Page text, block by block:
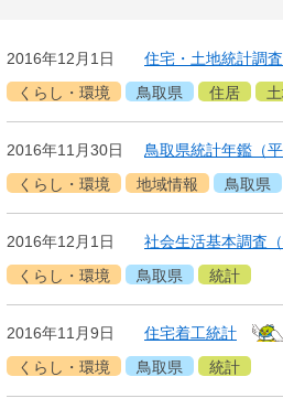
2016年12月1日 住宅・土地統計調
くらし・環境
鳥取県 住居
2016年11月30日 鳥取県統計年鑑（
くらし・環境
地域情報 鳥取県
2016年12月1日 社会生活基本調査（
くらし・環境
鳥取県 統計
2016年11月9日 住宅着工統計
くらし・環境
鳥取県 統計